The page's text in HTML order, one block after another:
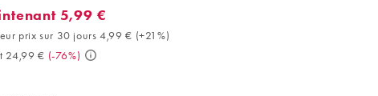
5,99 €. Meilleur prix sur 30 jours 4,99 € (+21%). Avant 24,99
5,99 €
prix sur 30 jours 4,99 € (+21%)
24,99 € (-76%)